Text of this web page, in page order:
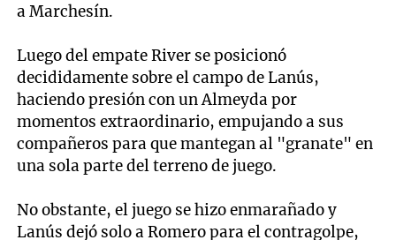
a Marchesín.
Luego del empate River se posicionó
decididamente sobre el campo de Lanús,
haciendo presión con un Almeyda por
momentos extraordinario, empujando a sus
compañeros para que mantegan al "granate" en
una sola parte del terreno de juego.
No obstante, el juego se hizo enmarañado y
Lanús dejó solo a Romero para el contragolpe,